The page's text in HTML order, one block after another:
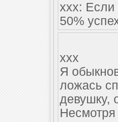
xxx: Если
50%
xxx
Я
ложась
девушку,
Несмотря